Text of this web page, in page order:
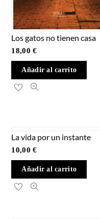
Los gatos no tienen casa
18,00€
Añadir al carrito
La vida por un instante
10,00€
Añadir al carrito